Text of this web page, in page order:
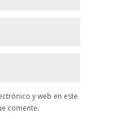
y web en este
comente.